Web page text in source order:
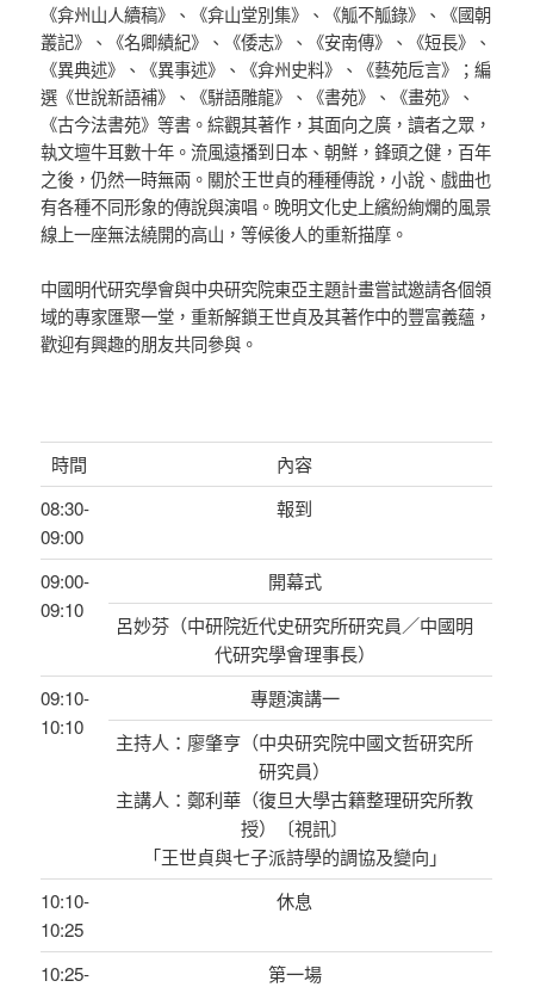
《弇州山人續稿》、《弇山堂別集》、《觚不觚錄》、《國朝
叢記》、《名卿績紀》、《倭志》、《安南傳》、《短長》、
《異典述》、《異事述》、《弇州史料》、《藝苑卮言》；編
選《世說新語補》、《駢語雕龍》、《書苑》、《畫苑》、
《古今法書苑》等書。綜觀其著作，其面向之廣，讀者之眾，
執文壇牛耳數十年。流風遠播到日本、朝鮮，鋒頭之健，百年
之後，仍然一時無兩。關於王世貞的種種傳說，小說、戲曲也
有各種不同形象的傳說與演唱。晚明文化史上繽紛絢爛的風景
線上一座無法繞開的高山，等候後人的重新描摩。
中國明代研究學會與中央研究院東亞主題計畫嘗試邀請各個領
域的專家匯聚一堂，重新解鎖王世貞及其著作中的豐富義蘊，
歡迎有興趣的朋友共同參與。
時間
內容
08:30-
09:00
報到
09:00-
09:10
開幕式
呂妙芬（中研院近代史研究所研究員／中國明
代研究學會理事長）
09:10-
10:10
專題演講一
主持人：廖肇亨（中央研究院中國文哲研究所
研究員）
主講人：鄭利華（復旦大學古籍整理研究所教
授）〔視訊〕
「王世貞與七子派詩學的調協及變向」
10:10-
10:25
休息
10:25-
第一場